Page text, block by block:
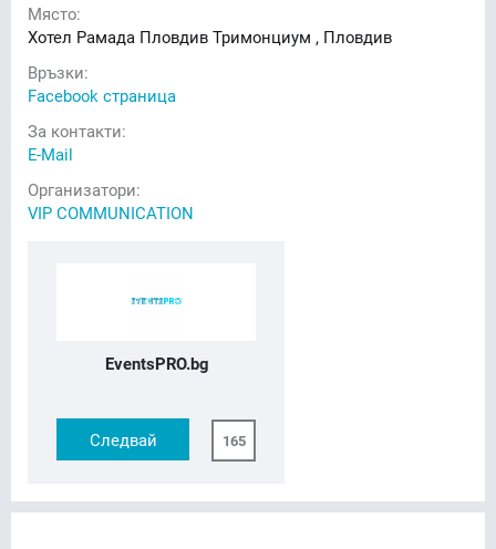
Място:
Хотел Рамада Пловдив Тримонциум , Пловдив
Връзки:
Facebook страница
За контакти:
E-Mail
Организатори:
VIP COMMUNICATION
EventsPRO.bg
Следвай 165